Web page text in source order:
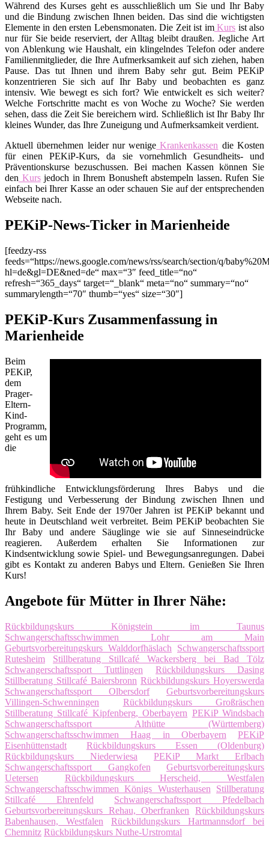
Während des Kurses geht es ausschließlich um Sie und Ihr Baby
und die Bindung zwischen Ihnen beiden. Das sind die wichtigsten
Elemente in den ersten Lebensmonaten. Die Zeit ist imKurs ist also
nur für Sie beide reserviert, der Alltag bleibt draußen. Jegliche Art
von Ablenkung wie Haushalt, ein klingelndes Telefon oder andere
Familienmitglieder, die Ihre Aufmerksamkeit auf sich ziehen, haben
Pause. Das tut Ihnen und ihrem Baby sehr gut. Beim PEKiP
konzentrieren Sie sich auf Ihr Baby und beobachten es ganz
intensiv. Wie bewegt es sich fort? Wie entwickelt es sich weiter?
Welche Fortschritte macht es von Woche zu Woche? Sie werden
sehen, dass die Zeit Sie bereichern wird. Schließlich ist Ihr Baby Ihr
kleines Wunder, das Ihre Zuneigung und Aufmerksamkeit verdient.
Aktuell übernehmen leider nur wenige Krankenkassen die Kosten
für einen PEKiP-Kurs, da sie vornehmlich Gesundheits- und
Präventionskurse bezuschussen. Bei machen Kassen können Sie
den Kursjedoch in Ihrem Bonusheft abstempeln lassen. Rufen Sie
einfach bei Ihrer Kasse an oder schauen Sie auf der entsprechenden
Webseite nach.
PEKiP-News-Ticker in Marienheide
[feedzy-rss
feeds=“https://news.google.com/news/rss/search/section/q/
hl=de&gl=DE&ned=de“ max=“3″ feed_title=“no“
refresh=“365_days“ target=“_blank“ meta=“no“ summary=“no“
summarylength=“70″ thumb=“yes“ size=“30″]
PEKiP-Kurs Zusammenfassung in
Marienheide
Beim
PEKiP,
dem
Prager-
Eltern-
Kind-
Programm,
geht es um
die
frühkindliche Entwicklungsförderung Ihres Babys und die
Festigung und Verbesserung der Bindung zwischen Ihnen und
Ihrem Baby. Seit Ende der 1970er Jahren ist PEKiP bekannt und
heute in Deutschland weit verbreitet. Beim PEKiP beobachten Sie
Ihr Baby und andere Säuglinge wie sie auf Sinneseindrücke
reagieren. Außerdem erhalten Sie Informationen zur
Kindsentwicklung sowie Spiel- und Bewegungsanregungen. Dabei
gibt es Kontakt zu anderen Babys und Eltern. Genießen Sie Ihren
Kurs!
Angebote für Mütter in Ihrer Nähe:
Rückbildungskurs Königstein im Taunus
Schwangerschaftsschwimmen Lohr am Main
Geburtsvorbereitungskurs Walddorfhäslach
Schwangerschaftssport
Rutesheim
Stillberatung Stillcafé Wackersberg bei Bad Tölz
Schwangerschaftssport Tuttlingen
Rückbildungskurs Dasing
Stillberatung Stillcafé Baiersbronn Rückbildungskurs Hoyerswerda
Schwangerschaftssport Olbersdorf
Geburtsvorbereitungskurs
Villingen-Schwenningen
Rückbildungskurs Großräschen
Stillberatung Stillcafé Kipfenberg, Oberbayern PEKiP Windsbach
Schwangerschaftssport Althütte (Württemberg)
Schwangerschaftsschwimmen Haag in Oberbayern
PEKiP
Eisenhüttenstadt
Rückbildungskurs Essen (Oldenburg)
Rückbildungskurs Niederwiesa
PEKiP Markt Erlbach
Schwangerschaftssport Gangkofen
Geburtsvorbereitungskurs
Uetersen
Rückbildungskurs Herscheid, Westfalen
Schwangerschaftsschwimmen Königs Wusterhausen
Stillberatung
Stillcafé Ehrenfeld
Schwangerschaftssport Pfedelbach
Geburtsvorbereitungskurs Rehau, Oberfranken
Rückbildungskurs
Babenhausen, Westfalen
Rückbildungskurs Hartmannsdorf bei
Chemnitz Rückbildungskurs Nuthe-Urstromtal